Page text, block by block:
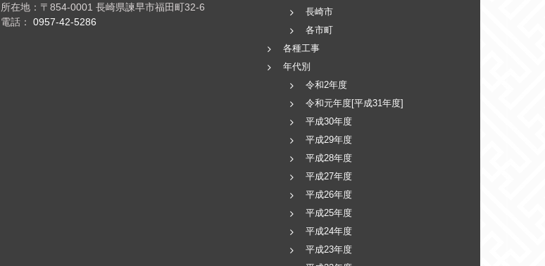
所在地：〒854-0001 長崎県諫早市福田町32-6
電話：0957-42-5286
長崎市
各市町
各種工事
年代別
令和2年度
令和元年度[平成31年度]
平成30年度
平成29年度
平成28年度
平成27年度
平成26年度
平成25年度
平成24年度
平成23年度